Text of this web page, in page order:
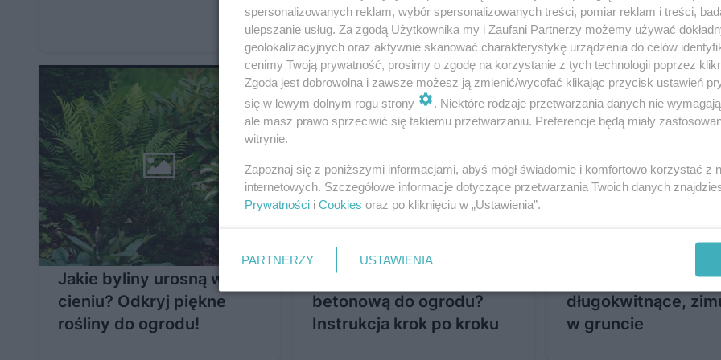
rośliny zachwycają!
będą idealne!
Jakie byliny urosną w
cieniu? Odkryj piękne
rośliny do ogrodu!
Jak zrobić dużą donicę
betonową do ogrodu?
Instrukcja krok po kroku
długokwitnące,
w gruncie
spersonalizowanych reklam, wybór spersonalizowanych treści, pomiar reklam i treści,
ulepszanie usług. Za zgodą Użytkownika my i Zaufani Partnerzy możemy używać
geolokalizacyjnych oraz aktywnie skanować charakterystykę urządzenia do celów
cenimy Twoją prywatność, prosimy o zgodę na korzystanie z tych technologii poprzez
Zgoda jest dobrowolna i zawsze możesz ją zmienić/wycofać klikając przycisk ustawień
się w lewym dolnym rogu strony
. Niektóre rodzaje przetwarzania danych nie
ale masz prawo sprzeciwić się takiemu przetwarzaniu. Preferencje będą miały
witrynie.
Zapoznaj się z poniższymi informacjami, abyś mógł świadomie i komfortowo korzystać z
internetowych. Szczegółowe informacje dotyczące przetwarzania Twoich danych
Prywatności i Cookies oraz po kliknięciu w „Ustawienia”.
PARTNERZY USTAWIENIA